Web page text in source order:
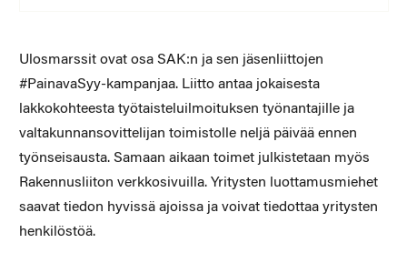
Ulosmarssit ovat osa SAK:n ja sen jäsenliittojen
#PainavaSyy-kampanjaa. Liitto antaa jokaisesta
lakkokohteesta työtaisteluilmoituksen työnantajille ja
valtakunnansovittelijan toimistolle neljä päivää ennen
työnseisausta. Samaan aikaan toimet julkistetaan myös
Rakennusliiton verkkosivuilla. Yritysten luottamusmiehet
saavat tiedon hyvissä ajoissa ja voivat tiedottaa yritysten
henkilöstöä.